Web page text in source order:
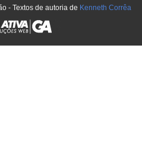
- Textos de autoria de Kenneth Corrêa